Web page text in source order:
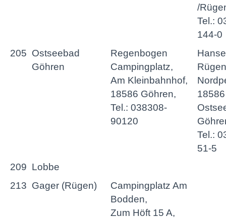
/
Tel.:
144-0
205 Ostseebad
Göhren
Regenbogen
Campingplatz,
Am Kleinbahnhof,
18586 Göhren,
Tel.: 038308-
90120
18586
Tel.:
51-5
209 Lobbe
213 Gager (Rügen)
Campingplatz Am
Bodden,
Zum Höft 15 A,